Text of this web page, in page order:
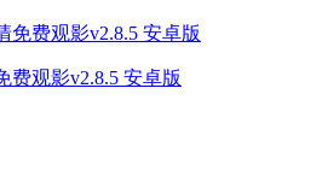
费观影v2.8.5 安卓版